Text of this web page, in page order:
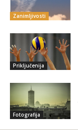
Zanimljivosti
Priključenija
Fotografija